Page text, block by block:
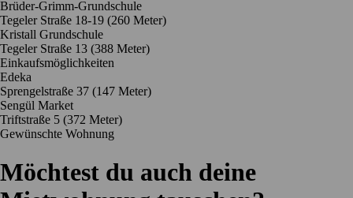
Brüder-Grimm-Grundschule
Tegeler Straße 18-19 (260 Meter)
Kristall Grundschule
Tegeler Straße 13 (388 Meter)
Einkaufsmöglichkeiten
Edeka
Sprengelstraße 37 (147 Meter)
Sengül Market
Triftstraße 5 (372 Meter)
Gewünschte Wohnung
Möchtest du auch deine